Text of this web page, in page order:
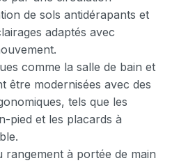
de sols antidérapants et
adaptés avec
comme la salle de bain et
être modernisées avec des
tels que les
pied et les placards à
rangement à portée de main